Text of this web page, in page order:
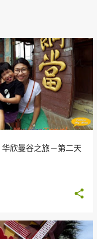
欣曼谷之旅－第二天